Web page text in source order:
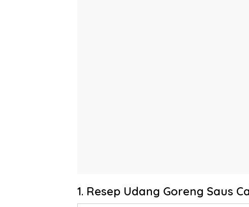
1. Resep Udang Goreng Saus